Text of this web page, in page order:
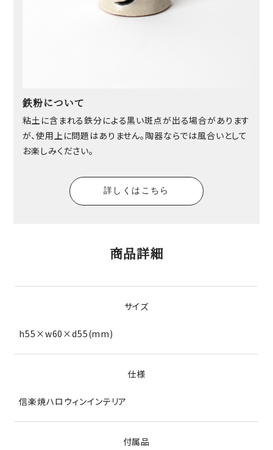
鉄粉について
粘土に含まれる鉄分による黒い斑点が出る場合があります
が、使用上に問題はありません。陶器ならでは風合いとして
お楽しみください。
詳しくはこちら
商品詳細
サイズ
h55×w60×d55(mm)
仕様
信楽焼ハロウィンインテリア
付属品